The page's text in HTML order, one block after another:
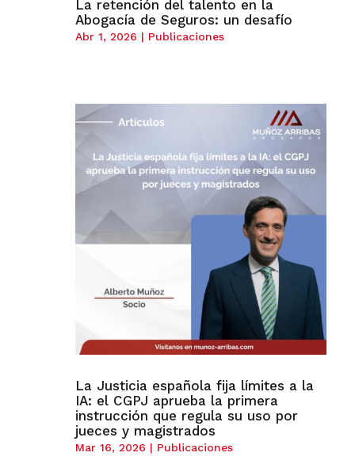
La retención del talento en la
Abogacía de Seguros: un desafío
Abr 1, 2026 | Publicaciones
La Justicia española fija límites a la
IA: el CGPJ aprueba la primera
instrucción que regula su uso por
jueces y magistrados
Mar 16, 2026 | Publicaciones